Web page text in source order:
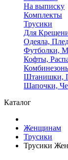
На выписку
Комплекты
Трусики
Для
Одеяла,
Футболки,
Кофты,
Штанишки,
Шапочки,
Каталог
Женщинам
Трусики
Трусики